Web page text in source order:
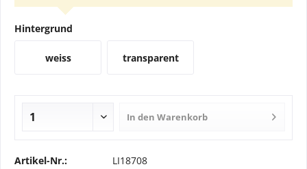
Hintergrund
weiss transparent
In den Warenkorb
Artikel-Nr.: LI18708